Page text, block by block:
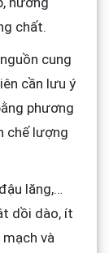
chất.
cung
cần lưu ý
phương
chế lượng
lăng,…
dồi dào, ít
và